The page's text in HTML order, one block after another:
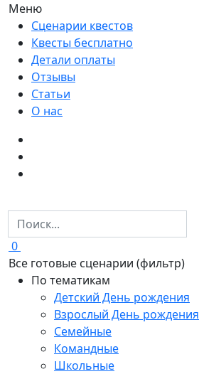
Меню
Сценарии квестов
Квесты бесплатно
Детали оплаты
Отзывы
Статьи
О нас
0
Все готовые сценарии (фильтр)
По тематикам
Детский День рождения
Взрослый День рождения
Семейные
Командные
Школьные